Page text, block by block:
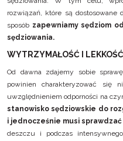
rozwiązań, które są
sposób zapewniamy sędziom
sędziowania.
WYTRZYMAŁOŚĆ I LEKKOŚĆ
Od dawna zdajemy sobie
powinien charakteryzować się
uwzględnieniem odporności na
stanowisko sędziowskie do
i jednocześnie musi
deszczu i podczas